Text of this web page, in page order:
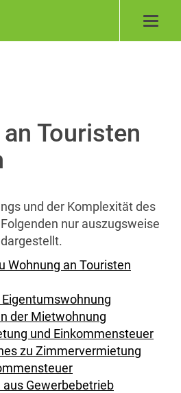
Touristen
und der Komplexität des
nur auszugsweise
Wohnung an Touristen
der Mietwohnung
und Einkommensteuer
zu Zimmervermietung
aus Gewerbebetrieb